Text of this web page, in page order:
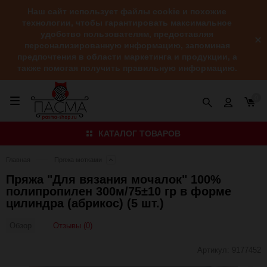
Наш сайт использует файлы cookie и похожие
технологии, чтобы гарантировать максимальное
удобство пользователям, предоставляя
персонализированную информацию, запоминая
предпочтения в области маркетинга и продукции, а
также помогая получить правильную информацию.
КАТАЛОГ ТОВАРОВ
Пряжа "Для вязания мочалок" 100%
полипропилен 300м/75±10 гр в форме
цилиндра (абрикос) (5 шт.)
Отзывы (0)